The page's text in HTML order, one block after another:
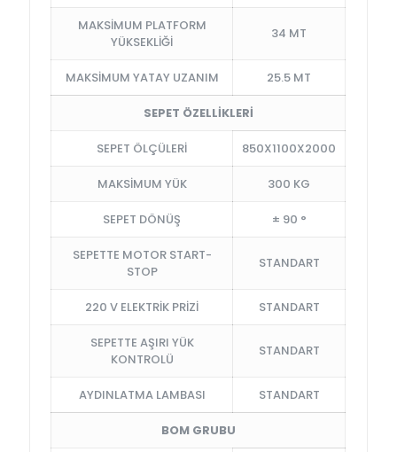
MAKSİMUM PLATFORM
YÜKSEKLİĞİ
34 MT
MAKSİMUM YATAY UZANIM 25.5 MT
SEPET ÖZELLİKLERİ
SEPET ÖLÇÜLERİ 850X1100X2000
MAKSİMUM YÜK 300 KG
SEPET DÖNÜŞ ± 90 °
SEPETTE MOTOR START-
STOP
STANDART
220 V ELEKTRİK PRİZİ STANDART
SEPETTE AŞIRI YÜK
KONTROLÜ
STANDART
AYDINLATMA LAMBASI STANDART
BOM GRUBU